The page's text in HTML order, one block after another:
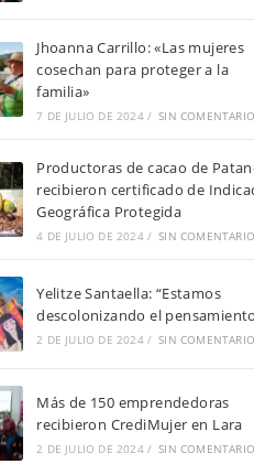
Jhoanna Carrillo: «Las mujeres
cosechan para proteger a la
familia»
7 DE JULIO DE 2024 / SIN
Productoras de cacao de
recibieron certificado de
Geográfica Protegida
4 DE JULIO DE 2024 / SIN
Yelitze Santaella: “Estamos
descolonizando el
2 DE JULIO DE 2024 / SIN
Más de 150 emprendedoras
recibieron CrediMujer en Lara
2 DE JULIO DE 2024 / SIN